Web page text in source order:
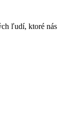
ľudí, ktoré nás